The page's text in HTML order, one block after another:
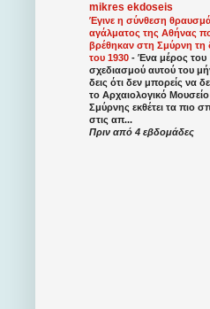
mikres ekdoseis
Έγινε η σύνθεση
αγάλματος της Αθήνας
βρέθηκαν στη Σμύρνη τη
του 1930 - Ένα μέρος του
σχεδιασμού αυτού του
δεις ότι δεν μπορείς να
το Αρχαιολογικό Μουσείο
Σμύρνης εκθέτει τα πιο
στις απ...
Πριν από 4 εβδομάδες